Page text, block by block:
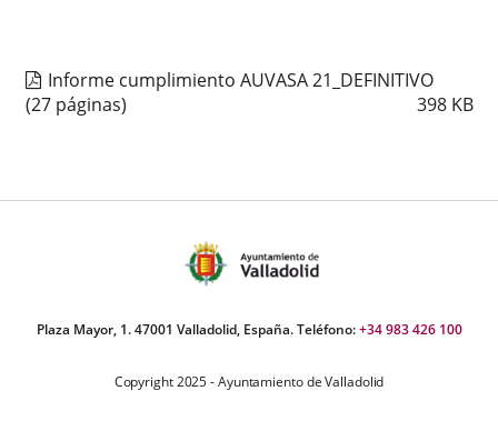
Informe cumplimiento AUVASA 21_DEFINITIVO
398 KB
(27 páginas)
Plaza Mayor, 1. 47001 Valladolid, España. Teléfono:+34 983 426 100
Copyright 2025 - Ayuntamiento de Valladolid